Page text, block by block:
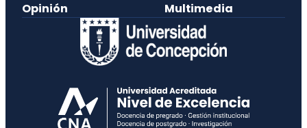
Opinión Multimedia